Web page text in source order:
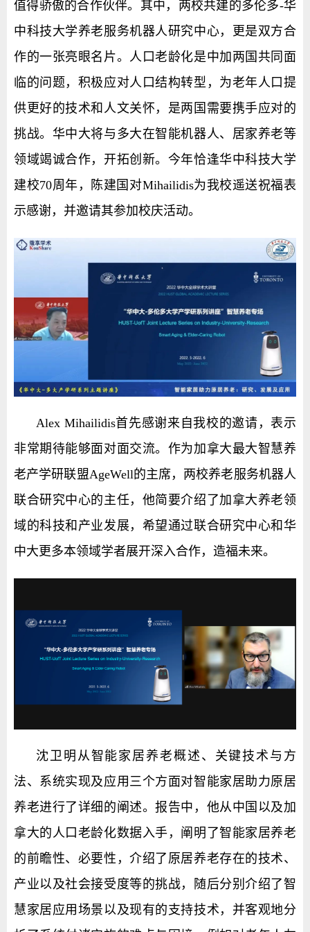
值得骄傲的合作伙伴。其中，两校共建的多伦多-华
中科技大学养老服务机器人研究中心，更是双方合
作的一张亮眼名片。人口老龄化是中加两国共同面
临的问题，积极应对人口结构转型，为老年人口提
供更好的技术和人文关怀，是两国需要携手应对的
挑战。华中大将与多大在智能机器人、居家养老等
领域竭诚合作，开拓创新。今年恰逢华中科技大学
建校70周年，陈建国对Mihailidis为我校遥送祝福表
示感谢，并邀请其参加校庆活动。
Alex Mihailidis首先感谢来自我校的邀请，表示
非常期待能够面对面交流。作为加拿大最大智慧养
老产学研联盟AgeWell的主席，两校养老服务机器人
联合研究中心的主任，他简要介绍了加拿大养老领
域的科技和产业发展，希望通过联合研究中心和华
中大更多本领域学者展开深入合作，造福未来。
沈卫明从智能家居养老概述、关键技术与方
法、系统实现及应用三个方面对智能家居助力原居
养老进行了详细的阐述。报告中，他从中国以及加
拿大的人口老龄化数据入手，阐明了智能家居养老
的前瞻性、必要性，介绍了原居养老存在的技术、
产业以及社会接受度等的挑战，随后分别介绍了智
慧家居应用场景以及现有的支持技术，并客观地分